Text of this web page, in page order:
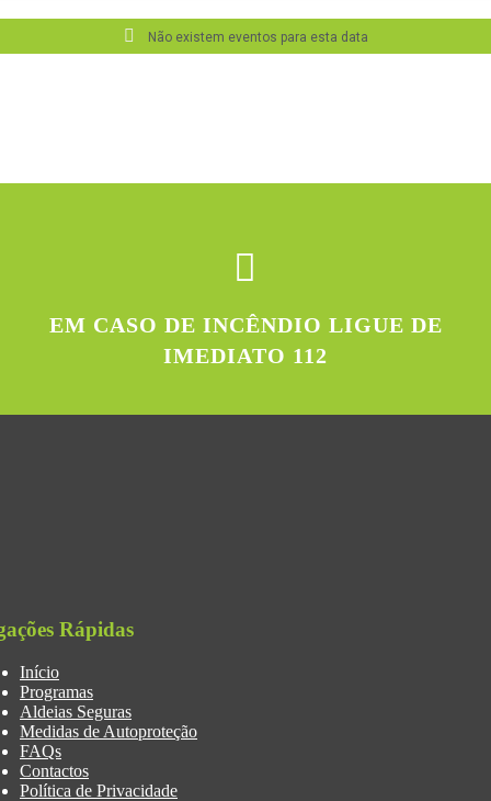
Não existem eventos para esta data
EM CASO DE INCÊNDIO LIGUE DE
IMEDIATO 112
Rápidas
Início
Programas
Aldeias Seguras
Medidas de Autoproteção
FAQs
Contactos
Política de Privacidade